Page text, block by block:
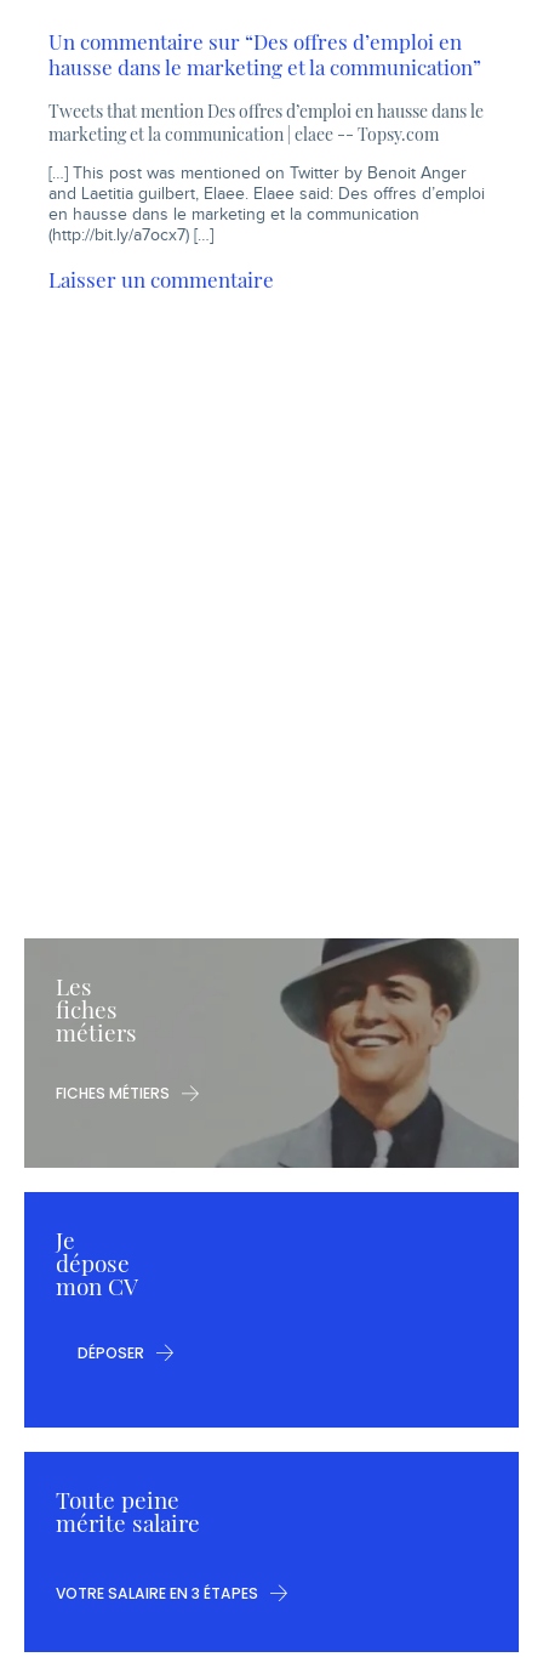
Un commentaire sur “Des offres d’emploi en
hausse dans le marketing et la communication”
Tweets that mention Des offres d’emploi en hausse dans le
marketing et la communication | elaee -- Topsy.com
[…] This post was mentioned on Twitter by Benoit Anger
and Laetitia guilbert, Elaee. Elaee said: Des offres d’emploi
en hausse dans le marketing et la communication
(http://bit.ly/a7ocx7) […]
Laisser un commentaire
Les
fiches
métiers
FICHES MÉTIERS
Je
dépose
mon CV
DÉPOSER
Toute peine
mérite salaire
VOTRE SALAIRE EN 3 ÉTAPES